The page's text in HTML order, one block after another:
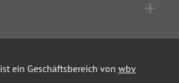
ist ein Geschäftsbereich von wbv